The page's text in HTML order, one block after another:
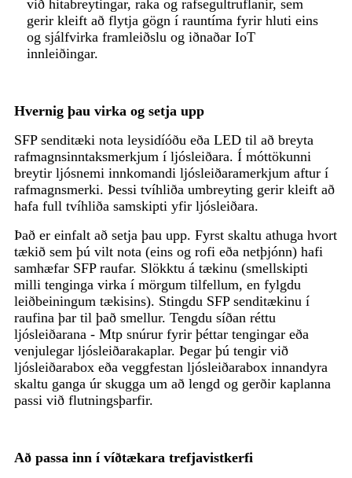
við hitabreytingar, raka og rafsegultruflanir, sem
gerir kleift að flytja gögn í rauntíma fyrir hluti eins
og sjálfvirka framleiðslu og iðnaðar IoT
innleiðingar.
Hvernig þau virka og setja upp
SFP senditæki nota leysidíóðu eða LED til að breyta
rafmagnsinntaksmerkjum í ljósleiðara. Í móttökunni
breytir ljósnemi innkomandi ljósleiðaramerkjum aftur í
rafmagnsmerki. Þessi tvíhliða umbreyting gerir kleift að
hafa full tvíhliða samskipti yfir ljósleiðara.
Það er einfalt að setja þau upp. Fyrst skaltu athuga hvort
tækið sem þú vilt nota (eins og rofi eða netþjónn) hafi
samhæfar SFP raufar. Slökktu á tækinu (smellskipti
milli tenginga virka í mörgum tilfellum, en fylgdu
leiðbeiningum tækisins). Stingdu SFP senditækinu í
raufina þar til það smellur. Tengdu síðan réttu
ljósleiðarana - Mtp snúrur fyrir þéttar tengingar eða
venjulegar ljósleiðarakaplar. Þegar þú tengir við
ljósleiðarabox eða veggfestan ljósleiðarabox innandyra
skaltu ganga úr skugga um að lengd og gerðir kaplanna
passi við flutningsþarfir.
Að passa inn í víðtækara trefjavistkerfi